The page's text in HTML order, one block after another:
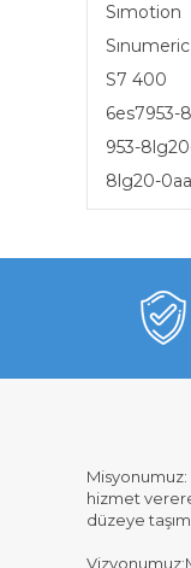
Sımotion
Sınumeric
S7 400
6es7953-
953-
8lg20-
hizmet
düzeye